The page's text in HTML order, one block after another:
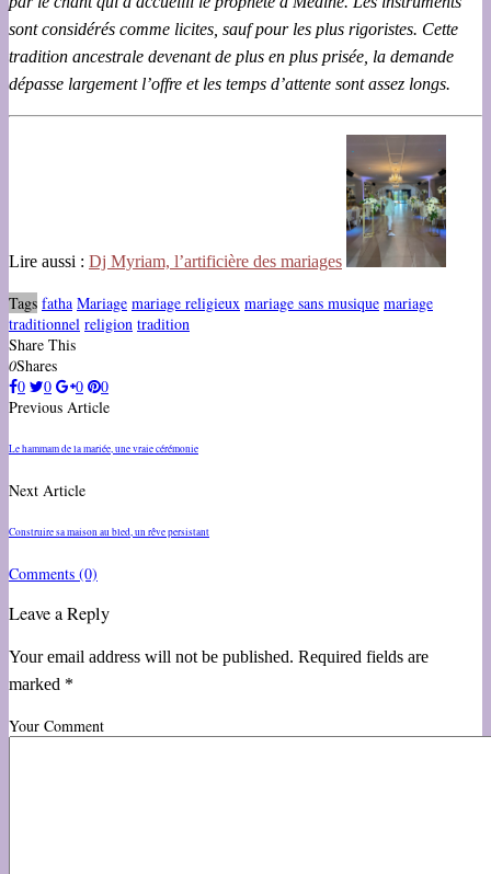
sont considérés comme licites, sauf pour les plus rigoristes. Cette
tradition ancestrale devenant de plus en plus prisée, la demande
dépasse largement l’offre et les temps d’attente sont assez longs.
Lire aussi : Dj Myriam, l’artificière des mariages
Tags fatha Mariage mariage religieux mariage sans musique mariage
traditionnel religion tradition
Share This
0Shares
0
0 0
0
Previous Article
Le hammam de la mariée, une vraie cérémonie
Next Article
Construire sa maison au bled, un rêve persistant
Comments (0)
Leave a Reply
Your email address will not be published. Required fields are
marked *
Your Comment